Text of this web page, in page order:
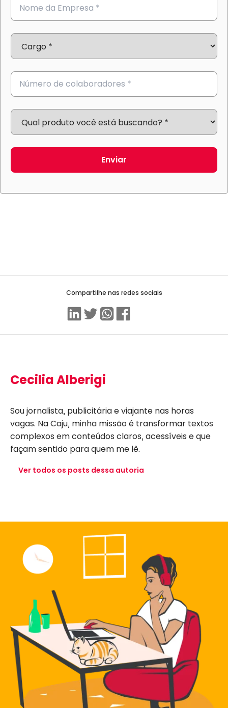
Enviar
Compartilhe nas redes sociais
LinkedinTwitterWhatsApp
Facebook
Cecilia Alberigi
Sou jornalista, publicitária e viajante nas horas
vagas. Na Caju, minha missão é transformar textos
complexos em conteúdos claros, acessíveis e que
façam sentido para quem me lê.
Ver todos os posts dessa autoria